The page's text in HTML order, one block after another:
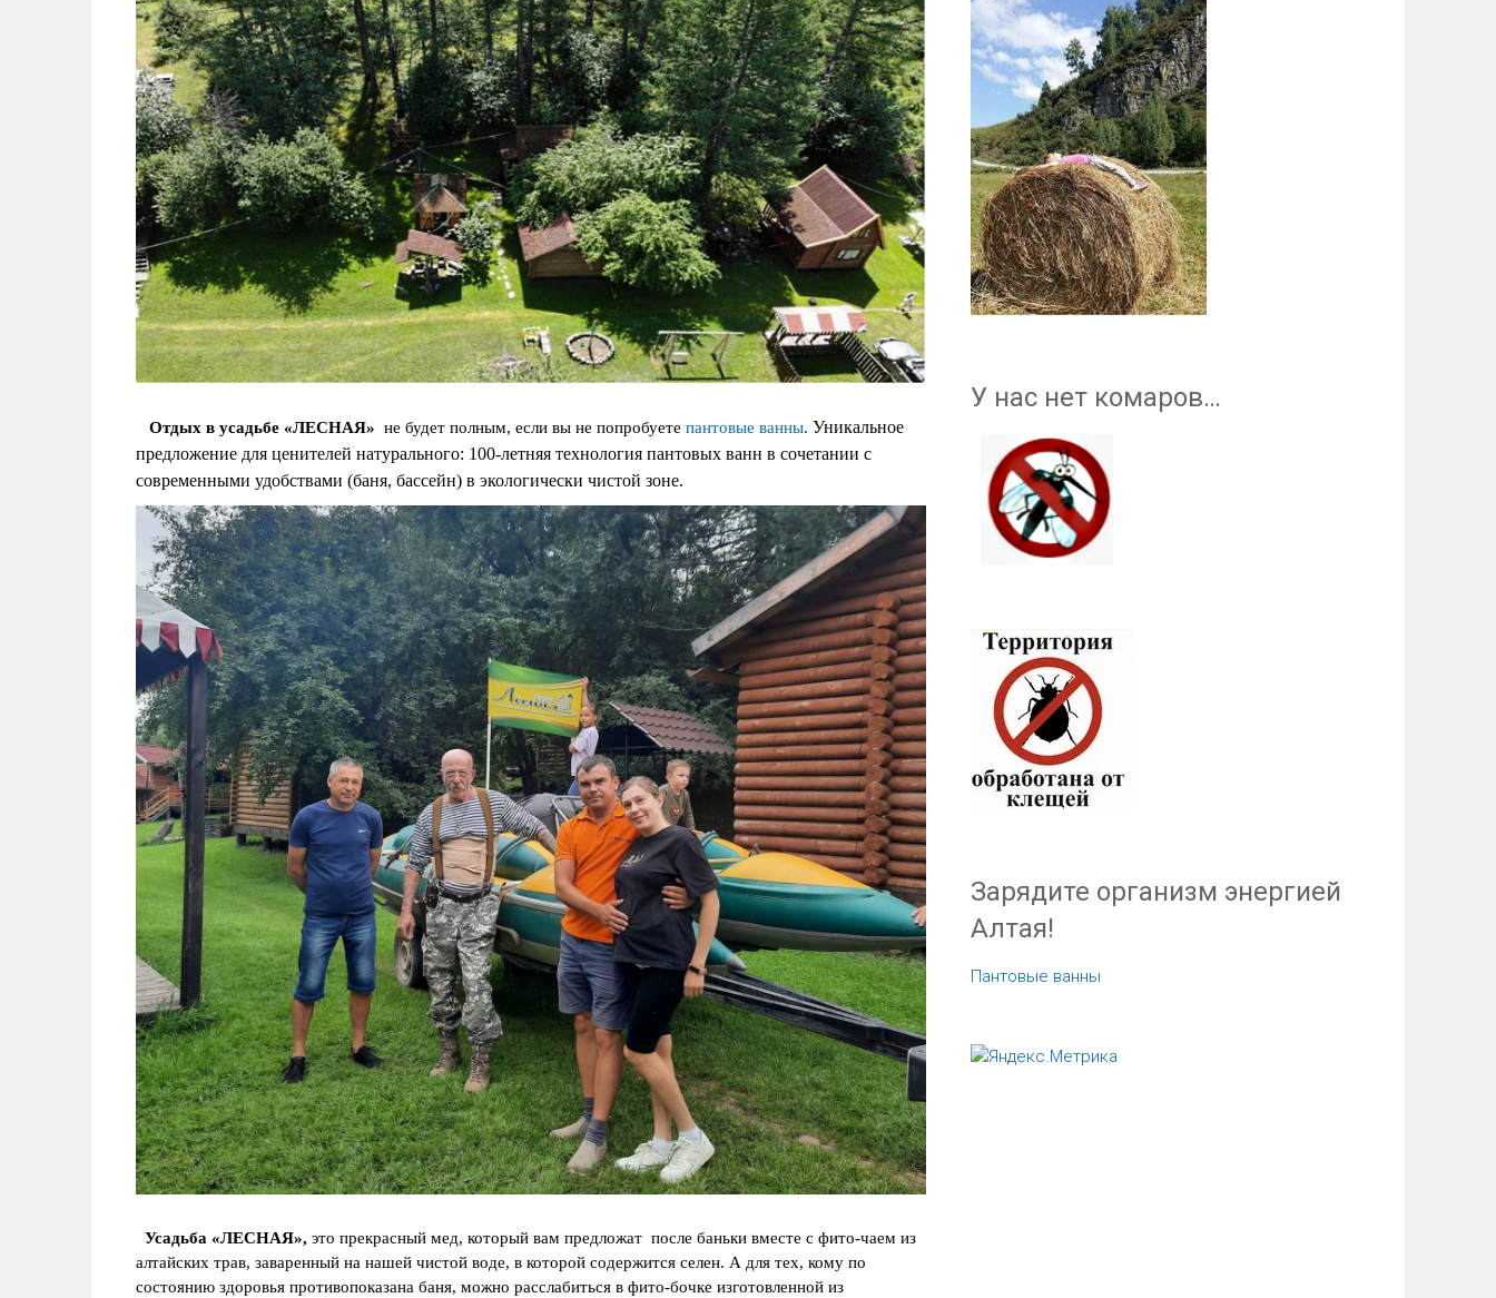
Отдых в усадьбе «ЛЕСНАЯ» не будет полным, если вы не попробуете пантовые ванны. Уникальное
предложение для ценителей натурального: 100-летняя технология пантовых ванн в сочетании с
современными удобствами (баня, бассейн) в экологически чистой зоне.
Усадьба «ЛЕСНАЯ», это прекрасный мед, который вам предложат после баньки вместе с фито-чаем из
алтайских трав, заваренный на нашей чистой воде, в которой содержится селен. А для тех, кому по
состоянию здоровья противопоказана баня, можно расслабиться в фито-бочке изготовленной из
У нас нет комаров…
Зарядите организм энергией
Алтая!
Пантовые ванны